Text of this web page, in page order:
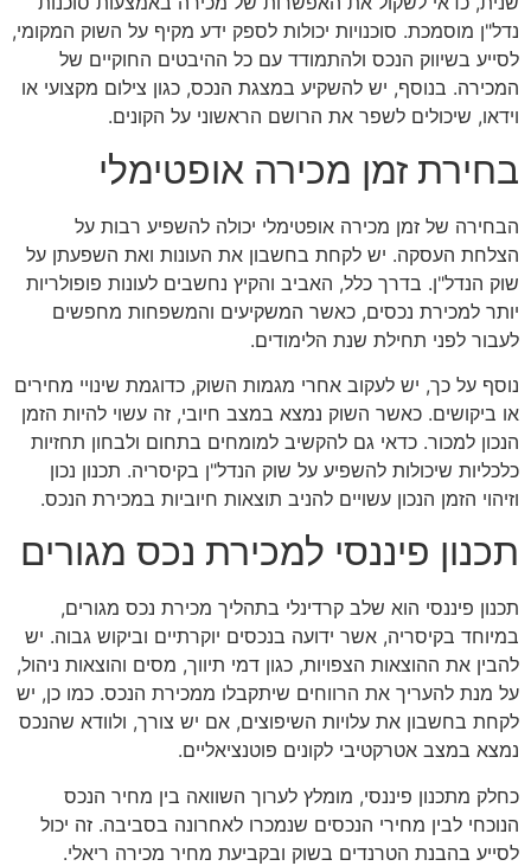
נדל"ן מוסמכת. סוכנויות יכולות לספק ידע מקיף על השוק המקומי,
לסייע בשיווק הנכס ולהתמודד עם כל ההיבטים החוקיים של
המכירה. בנוסף, יש להשקיע במצגת הנכס, כגון צילום מקצועי או
וידאו, שיכולים לשפר את הרושם הראשוני על הקונים.
בחירת זמן מכירה אופטימלי
הבחירה של זמן מכירה אופטימלי יכולה להשפיע רבות על
הצלחת העסקה. יש לקחת בחשבון את העונות ואת השפעתן על
שוק הנדל"ן. בדרך כלל, האביב והקיץ נחשבים לעונות פופולריות
יותר למכירת נכסים, כאשר המשקיעים והמשפחות מחפשים
לעבור לפני תחילת שנת הלימודים.
נוסף על כך, יש לעקוב אחרי מגמות השוק, כדוגמת שינויי מחירים
או ביקושים. כאשר השוק נמצא במצב חיובי, זה עשוי להיות הזמן
הנכון למכור. כדאי גם להקשיב למומחים בתחום ולבחון תחזיות
כלכליות שיכולות להשפיע על שוק הנדל"ן בקיסריה. תכנון נכון
וזיהוי הזמן הנכון עשויים להניב תוצאות חיוביות במכירת הנכס.
תכנון פיננסי למכירת נכס מגורים
תכנון פיננסי הוא שלב קרדינלי בתהליך מכירת נכס מגורים,
במיוחד בקיסריה, אשר ידועה בנכסים יוקרתיים וביקוש גבוה. יש
להבין את ההוצאות הצפויות, כגון דמי תיווך, מסים והוצאות ניהול,
על מנת להעריך את הרווחים שיתקבלו ממכירת הנכס. כמו כן, יש
לקחת בחשבון את עלויות השיפוצים, אם יש צורך, ולוודא שהנכס
נמצא במצב אטרקטיבי לקונים פוטנציאליים.
כחלק מתכנון פיננסי, מומלץ לערוך השוואה בין מחיר הנכס
הנוכחי לבין מחירי הנכסים שנמכרו לאחרונה בסביבה. זה יכול
לסייע בהבנת הטרנדים בשוק ובקביעת מחיר מכירה ריאלי.